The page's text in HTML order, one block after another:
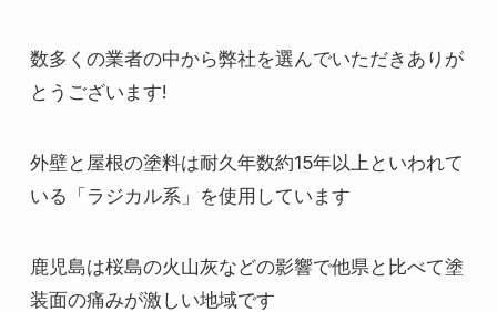
数多くの業者の中から弊社を選んでいただきありが
とうございます!
外壁と屋根の塗料は耐久年数約15年以上といわれて
いる「ラジカル系」を使用しています
鹿児島は桜島の火山灰などの影響で他県と比べて塗
装面の痛みが激しい地域です